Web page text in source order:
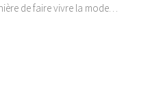
de faire vivre la mode…